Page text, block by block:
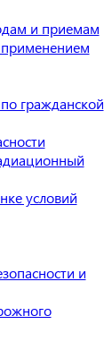
и приемам
гражданской
условий
и